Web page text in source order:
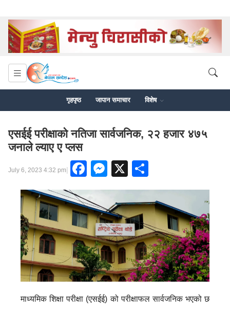
गृहपृष्ठ जापान समाचार विशेष
एसईई परीक्षाको नतिजा सार्वजनिक, २२ हजार ४७५
जनाले ल्याए ए प्लस
July 6, 2023 4:32 pm| Facebook
Messenger
X
माध्यमिक शिक्षा परीक्षा (एसईई) को परीक्षाफल सार्वजनिक भएको छ